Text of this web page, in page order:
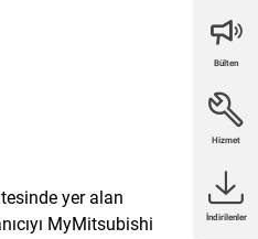
yer alan
MyMitsubishi
Bülten
Hizmet
İndirilenler